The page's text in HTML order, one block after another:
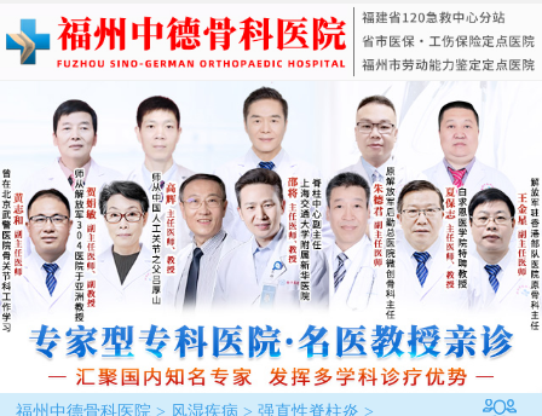
福州中德骨科医院> 风湿疾病 > 强直性脊柱炎 >